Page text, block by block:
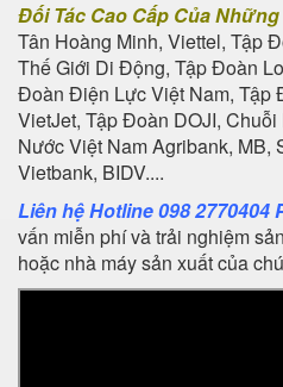
Đối Tác Cao Cấp Của
Tân Hoàng Minh, Viettel, Tập
Thế Giới Di Động, Tập Đoàn
Đoàn Điện Lực Việt Nam, Tập
VietJet, Tập Đoàn DOJI,
Nước Việt Nam Agribank, MB,
Vietbank, BIDV....
Liên hệ Hotline 098 2770404
vấn miễn phí và trải nghiệm
hoặc nhà máy sản xuất của